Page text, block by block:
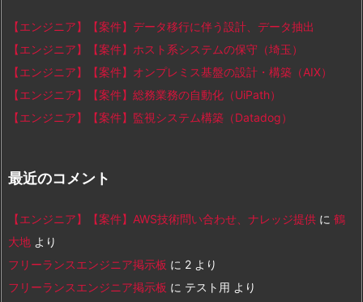
【エンジニア】【案件】データ移行に伴う設計、データ抽出
【エンジニア】【案件】ホスト系システムの保守（埼玉）
【エンジニア】【案件】オンプレミス基盤の設計・構築（AIX）
【エンジニア】【案件】総務業務の自動化（UiPath）
【エンジニア】【案件】監視システム構築（Datadog）
最近のコメント
【エンジニア】【案件】AWS技術問い合わせ、ナレッジ提供 に 鶴
大地 より
フリーランスエンジニア掲示板 に 2 より
フリーランスエンジニア掲示板 に テスト用 より